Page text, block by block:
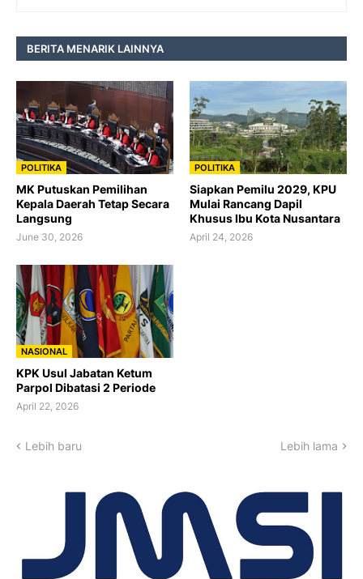
BERITA MENARIK LAINNYA
POLITIKA
MK Putuskan Pemilihan
Kepala Daerah Tetap Secara
Langsung
June 30, 2026
POLITIKA
Siapkan Pemilu 2029, KPU
Mulai Rancang Dapil
Khusus Ibu Kota Nusantara
April 24, 2026
NASIONAL
KPK Usul Jabatan Ketum
Parpol Dibatasi 2 Periode
April 22, 2026
Lebih baru Lebih lama